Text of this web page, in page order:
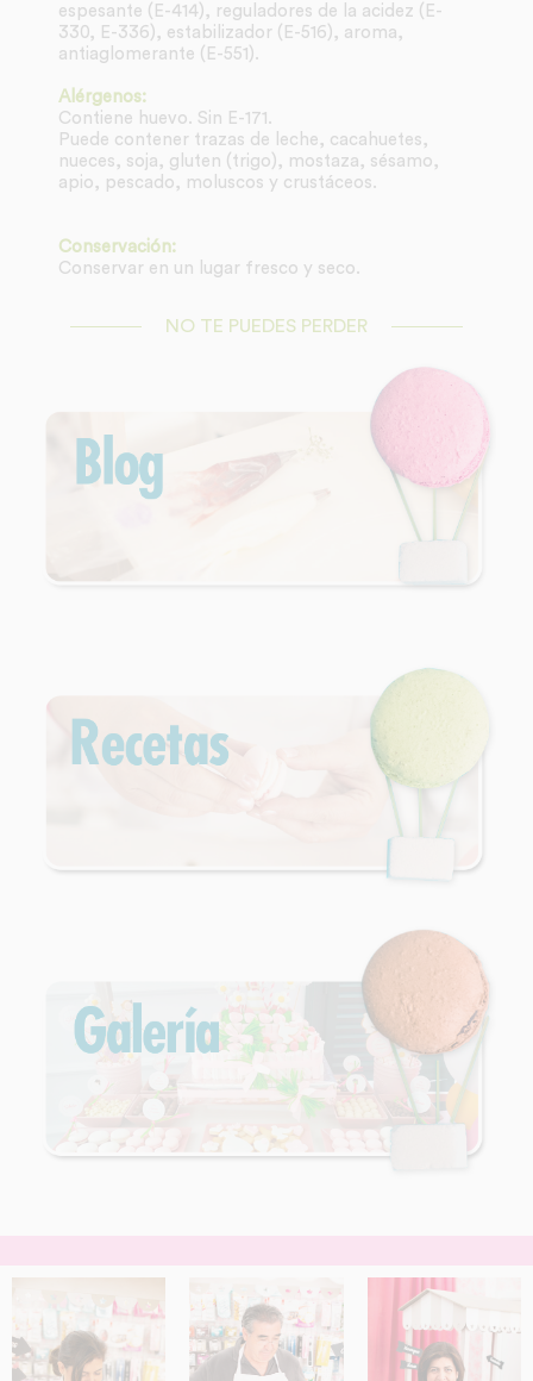
espesante (E-414), reguladores de la acidez (E-
330, E-336), estabilizador (E-516), aroma,
antiaglomerante (E-551).
Alérgenos:
Contiene huevo. Sin E-171.
Puede contener trazas de leche, cacahuetes,
nueces, soja, gluten (trigo), mostaza, sésamo,
apio, pescado, moluscos y crustáceos.
Conservación:
Conservar en un lugar fresco y seco.
NO TE PUEDES PERDER